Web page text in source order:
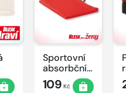
Sportovní
absorbční
ručník
109 Kč